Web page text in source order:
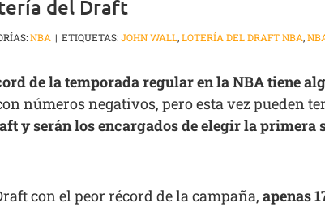
del Draft
NBA | ETIQUETAS:JOHN WALL,LOTERÍA DEL DRAFT NBA,
de la temporada regular en la NBA tiene
números negativos, pero esta vez pueden
y serán los encargados de elegir la
con el peor récord de la campaña, apenas